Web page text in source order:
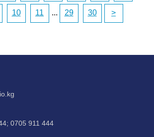
10 11 ... 29 30 >
; 0705 911 444